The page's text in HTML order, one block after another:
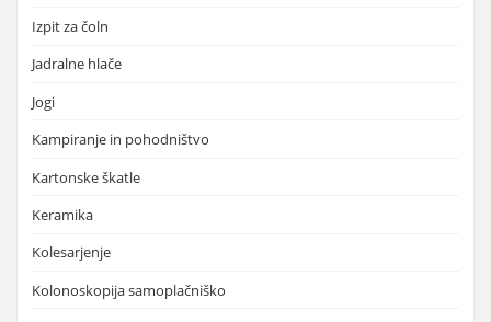
Izpit za čoln
Jadralne hlače
Jogi
Kampiranje in pohodništvo
Kartonske škatle
Keramika
Kolesarjenje
Kolonoskopija samoplačniško